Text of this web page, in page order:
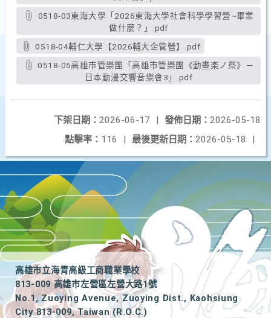
做什麼？」.pdf
0518-04輔仁大學【2026輔大企管營】.pdf
0518-05高雄市管樂團「高雄市管樂團《動畫楽ノ祭》－
日本動漫交響音樂會3」.pdf
發佈日期： 2026-05-18
下架日期： 2026-06-17
|
最後更新日期： 2026-05-18 |
點擊率： 116 |
高雄市立海青高級工商職業學校
813-009 高雄市左營區左營大路1號
No.1, Zuoying Avenue, Zuoying Dist., Kaohsiung
City 813-009, Taiwan (R.O.C.)